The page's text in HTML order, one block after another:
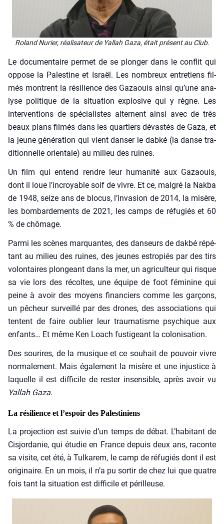
Roland Nurier, réa­li­sa­teur de Yal­lah Gaza, était pré­sent au Club.
Le docu­men­taire per­met de se plon­ger dans le conflit qui
oppose la Pales­tine et Israël. Les nom­breux entre­tiens fil­
més montrent la rési­lience des Gazaouis ain­si qu’une ana­
lyse poli­tique de la situa­tion explo­sive qui y règne. Les
inter­ven­tions de spé­cia­listes alternent ain­si avec de très
beaux plans fil­més dans les quar­tiers dévas­tés de Gaza, et
la jeune géné­ra­tion qui vient dan­ser le dab­ké (la danse tra­
di­tion­nelle orien­tale) au milieu des ruines.
Un film qui entend rendre leur huma­ni­té aux Gazaouis,
dont il loue l’incroyable soif de vivre. Et ce, mal­gré la Nak­ba
de 1948, seize ans de blo­cus, l’in­va­sion de 2014, la misère,
les bom­bar­de­ments de 2021, les camps de réfu­giés et 60
% de chô­mage.
Par­mi les scènes mar­quantes, des dan­seurs de dak­bé répé­
tant au milieu des ruines, des jeunes estro­piés par des tirs
volon­taires plon­geant dans la mer, un agri­cul­teur qui risque
sa vie lors des récoltes, une équipe de foot fémi­nine qui
peine à avoir des moyens finan­ciers comme les gar­çons,
un pêcheur sur­veillé par des drones, des asso­cia­tions qui
tentent de faire oublier leur trau­ma­tisme psy­chique aux
enfants… Et même Ken Loach fus­ti­geant la colo­ni­sa­tion.
Des sou­rires, de la musique et ce sou­hait de pou­voir vivre
nor­ma­le­ment. Mais éga­le­ment la misère et une injus­tice à
laquelle il est dif­fi­cile de res­ter insen­sible, après avoir vu
Yal­lah Gaza.
La résilience et l’espoir des Palestiniens
La pro­jec­tion est sui­vie d’un temps de débat. L’habitant de
Cis­jor­da­nie, qui étu­die en France depuis deux ans, raconte
sa visite, cet été, à Tul­ka­rem, le camp de réfu­giés dont il est
ori­gi­naire. En un mois, il n’a pu sor­tir de chez lui que quatre
fois tant la situa­tion est dif­fi­cile et périlleuse.